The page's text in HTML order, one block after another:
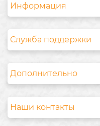
Информация
Служба поддержки
Дополнительно
Наши контакты